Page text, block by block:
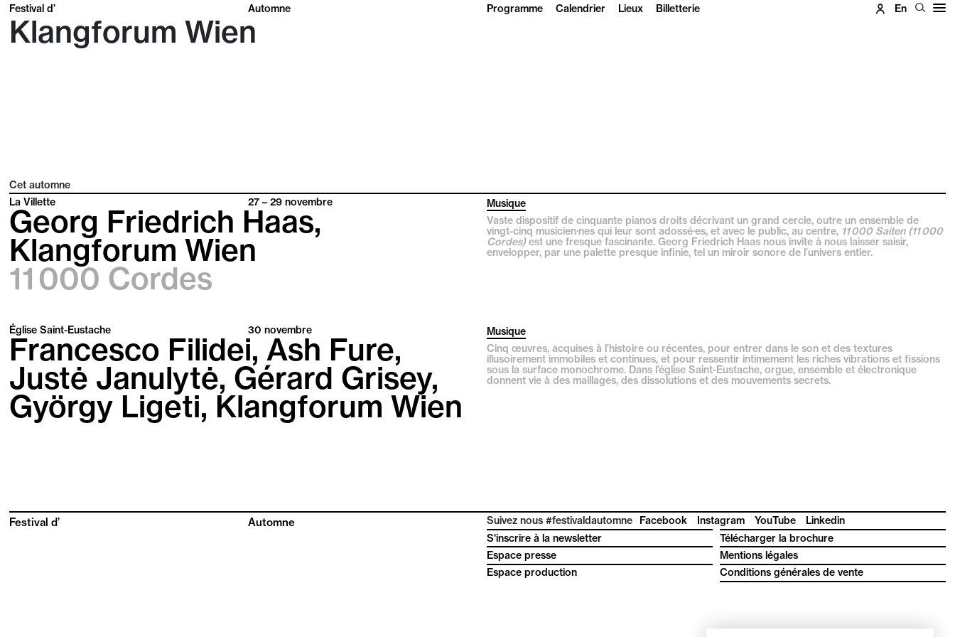
Festival d’ Automne Programme Calendrier Lieux Billetterie En
Klangforum Wien
Cet automne
La Villette
27 – 29novembre
Georg Friedrich Haas,
Klangforum Wien
11 000 Cordes
Musique
Vaste dispositif de cinquante pianos droits décrivant un grand cercle, outre un ensemble de
vingt-cinq musicien·nes qui leur sont adossé·es, et avec le public, au centre, 11 000 Saiten (11 000
Cordes)est une fresque fascinante. Georg Friedrich Haas nous invite à nous laisser saisir,
envelopper, par une palette presque infinie, tel un miroir sonore de l’univers entier.
Église Saint-Eustache 30novembre
Francesco Filidei, Ash Fure,
Justė Janulytė, Gérard Grisey,
György Ligeti, Klangforum Wien
Musique
Cinq œuvres, acquises à l’histoire ou récentes, pour entrer dans le son et des textures
illusoirement immobiles et continues, et pour ressentir intimement les riches vibrations et fissions
sous la surface monochrome. Dans l’église Saint-Eustache, orgue, ensemble et électronique
donnent vie à des maillages, des dissolutions et des mouvements secrets.
Festival d’ Automne Suivez nous #festivaldautomne Facebook Instagram YouTube
Linkedin
S'inscrire à la newsletter
Espace presse
Espace production
Télécharger la brochure
Mentions légales
Conditions générales de vente